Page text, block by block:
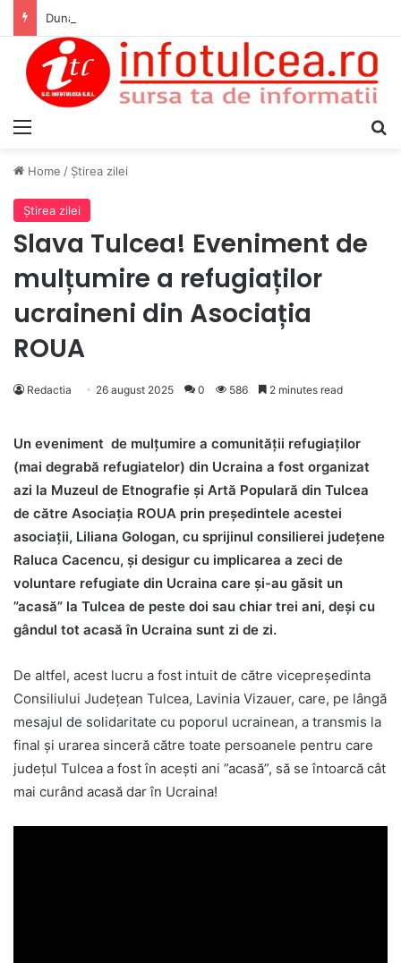
Home / Ştirea zilei
Ştirea zilei
Slava Tulcea! Eveniment de
mulțumire a refugiaților
ucraineni din Asociația
ROUA
Redactia 26 august 2025 0 586 2 minutes read
Un eveniment de mulțumire a comunității refugiaților
(mai degrabă refugiatelor) din Ucraina a fost organizat
azi la Muzeul de Etnografie și Artă Populară din Tulcea
de către Asociația ROUA prin președintele acestei
asociații, Liliana Gologan, cu sprijinul consilierei județene
Raluca Cacencu, și desigur cu implicarea a zeci de
voluntare refugiate din Ucraina care și-au găsit un
”acasă” la Tulcea de peste doi sau chiar trei ani, deși cu
gândul tot acasă în Ucraina sunt zi de zi.
De altfel, acest lucru a fost intuit de către vicepreședinta
Consiliului Județean Tulcea, Lavinia Vizauer, care, pe lângă
mesajul de solidaritate cu poporul ucrainean, a transmis la
final și urarea sinceră către toate persoanele pentru care
județul Tulcea a fost în acești ani ”acasă”, să se întoarcă cât
mai curând acasă dar în Ucraina!